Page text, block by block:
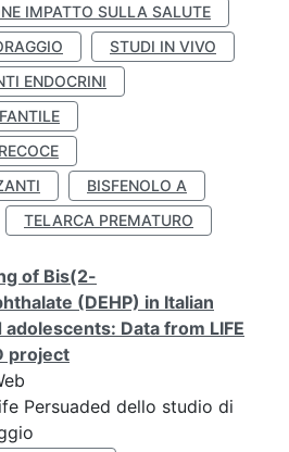
IMPATTO SULLA SALUTE
STUDI IN VIVO
ENDOCRINI
BISFENOLO A
TELARCA PREMATURO
of Bis(2-
(DEHP) in Italian
Data from LIFE
project
Persuaded dello studio di